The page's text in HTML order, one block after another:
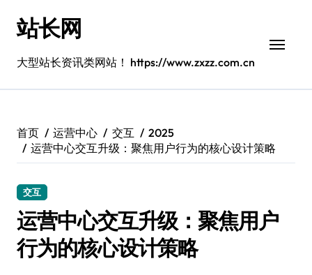
站长网
大型站长资讯类网站！ https://www.zxzz.com.cn
首页 运营中心 交互
2025
运营中心交互升级：聚焦用户行为的核心设计策略
交互
运营中心交互升级：聚焦用户
行为的核心设计策略